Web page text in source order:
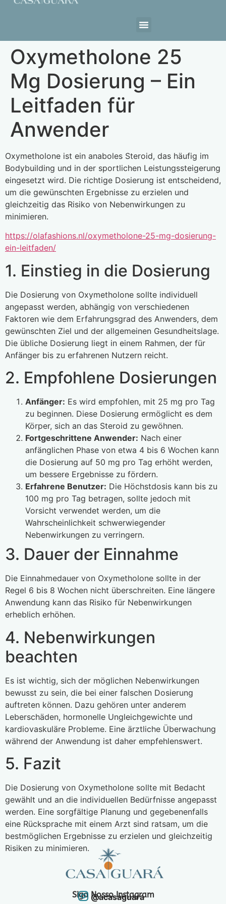
Oxymetholone 25
Mg Dosierung – Ein
Leitfaden für
Anwender
Oxymetholone ist ein anaboles Steroid, das häufig im
Bodybuilding und in der sportlichen Leistungssteigerung
eingesetzt wird. Die richtige Dosierung ist entscheidend,
um die gewünschten Ergebnisse zu erzielen und
gleichzeitig das Risiko von Nebenwirkungen zu
minimieren.
https://olafashions.nl/oxymetholone-25-mg-dosierung-
ein-leitfaden/
1. Einstieg in die Dosierung
Die Dosierung von Oxymetholone sollte individuell
angepasst werden, abhängig von verschiedenen
Faktoren wie dem Erfahrungsgrad des Anwenders, dem
gewünschten Ziel und der allgemeinen Gesundheitslage.
Die übliche Dosierung liegt in einem Rahmen, der für
Anfänger bis zu erfahrenen Nutzern reicht.
2. Empfohlene Dosierungen
Anfänger: Es wird empfohlen, mit 25 mg pro Tag
zu beginnen. Diese Dosierung ermöglicht es dem
Körper, sich an das Steroid zu gewöhnen.
Fortgeschrittene Anwender: Nach einer
anfänglichen Phase von etwa 4 bis 6 Wochen kann
die Dosierung auf 50 mg pro Tag erhöht werden,
um bessere Ergebnisse zu fördern.
Erfahrene Benutzer: Die Höchstdosis kann bis zu
100 mg pro Tag betragen, sollte jedoch mit
Vorsicht verwendet werden, um die
Wahrscheinlichkeit schwerwiegender
Nebenwirkungen zu verringern.
3. Dauer der Einnahme
Die Einnahmedauer von Oxymetholone sollte in der
Regel 6 bis 8 Wochen nicht überschreiten. Eine längere
Anwendung kann das Risiko für Nebenwirkungen
erheblich erhöhen.
4. Nebenwirkungen
beachten
Es ist wichtig, sich der möglichen Nebenwirkungen
bewusst zu sein, die bei einer falschen Dosierung
auftreten können. Dazu gehören unter anderem
Leberschäden, hormonelle Ungleichgewichte und
kardiovaskuläre Probleme. Eine ärztliche Überwachung
während der Anwendung ist daher empfehlenswert.
5. Fazit
Die Dosierung von Oxymetholone sollte mit Bedacht
gewählt und an die individuellen Bedürfnisse angepasst
werden. Eine sorgfältige Planung und gegebenenfalls
eine Rücksprache mit einem Arzt sind ratsam, um die
bestmöglichen Ergebnisse zu erzielen und gleichzeitig
Risiken zu minimieren.
Siga Nosso Instagram
@acasaguara